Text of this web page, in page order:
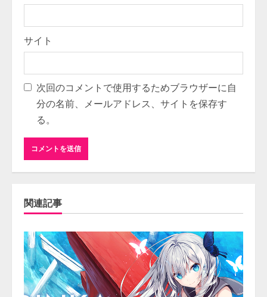
サイト
次回のコメントで使用するためブラウザーに自
分の名前、メールアドレス、サイトを保存す
る。
関連記事